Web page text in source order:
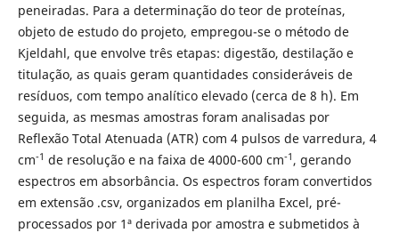
peneiradas. Para a determinação do teor de proteínas,
objeto de estudo do projeto, empregou-se o método de
Kjeldahl, que envolve três etapas: digestão, destilação e
titulação, as quais geram quantidades consideráveis de
resíduos, com tempo analítico elevado (cerca de 8 h). Em
seguida, as mesmas amostras foram analisadas por
Reflexão Total Atenuada (ATR) com 4 pulsos de varredura, 4
cm-1 de resolução e na faixa de 4000-600 cm-1 , gerando
espectros em absorbância. Os espectros foram convertidos
em extensão .csv, organizados em planilha Excel, pré-
processados por 1ª derivada por amostra e submetidos à